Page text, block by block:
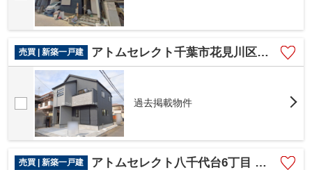
売買 | 新築一戸建 アトムセレクト千葉市花見川区長作台1丁目 1号棟
過去掲載物件
売買 | 新築一戸建 アトムセレクト八千代台6丁目 第3 1号棟